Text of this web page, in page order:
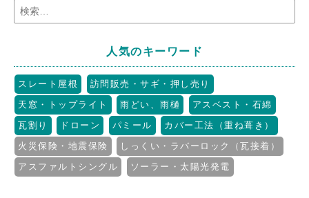
人気のキーワード
スレート屋根
訪問販売・サギ・押し売り
天窓・トップライト
雨どい、雨樋
アスベスト・石綿
瓦割り
ドローン パミール
カバー工法（重ね葺き）
火災保険・地震保険
しっくい・ラバーロック（瓦接着）
アスファルトシングル
ソーラー・太陽光発電